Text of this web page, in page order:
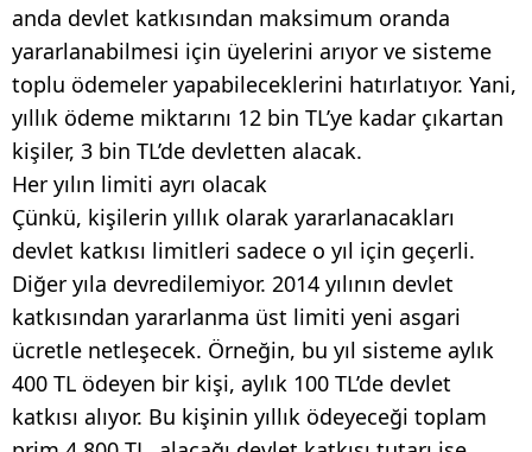
anda devlet katkısından maksimum oranda
yararlanabilmesi için üyelerini arıyor ve sisteme
toplu ödemeler yapabileceklerini hatırlatıyor. Yani,
yıllık ödeme miktarını 12 bin TL’ye kadar çıkartan
kişiler, 3 bin TL’de devletten alacak.
Her yılın limiti ayrı olacak
Çünkü, kişilerin yıllık olarak yararlanacakları
devlet katkısı limitleri sadece o yıl için geçerli.
Diğer yıla devredilemiyor. 2014 yılının devlet
katkısından yararlanma üst limiti yeni asgari
ücretle netleşecek. Örneğin, bu yıl sisteme aylık
400 TL ödeyen bir kişi, aylık 100 TL’de devlet
katkısı alıyor. Bu kişinin yıllık ödeyeceği toplam